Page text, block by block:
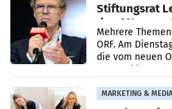
Stiftungsrat
den SN
Mehrere
ORF. Am
die vom neuen
MARKETING & MEDIA